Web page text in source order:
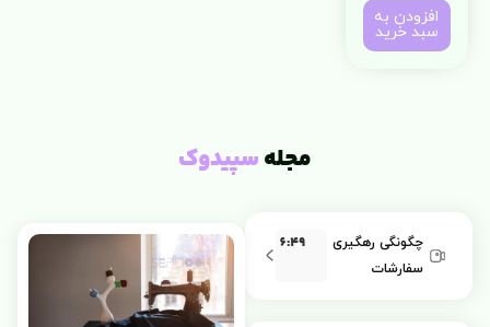
افزودن به
سبد خرید
مجلهسپیدوک
چگونگی رهگیری
سفارشات
6:49